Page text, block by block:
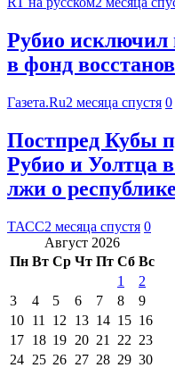
Рубио
в фонд
Газета.Ru2 месяца спустя 0
Постпред Кубы
Рубио и Уолтца
лжи о республике
ТАСС2 месяца спустя 0
Август 2026
Пн Вт Ср Чт Пт Сб Вс
1
2
3
4 5 6 7 8
9
10 11 12 13 14 15 16
17 18 19 20 21 22 23
24 25 26 27 28 29 30